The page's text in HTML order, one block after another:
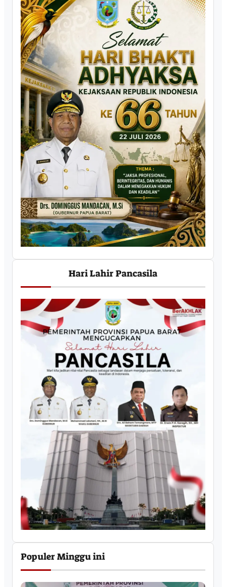
Hari Lahir Pancasila
Populer Minggu ini